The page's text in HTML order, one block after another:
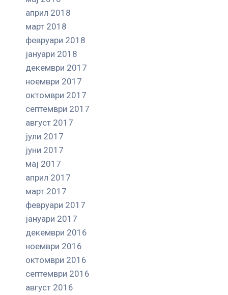
април 2018
март 2018
февруари 2018
јануари 2018
декември 2017
ноември 2017
октомври 2017
септември 2017
август 2017
јули 2017
јуни 2017
мај 2017
април 2017
март 2017
февруари 2017
јануари 2017
декември 2016
ноември 2016
октомври 2016
септември 2016
август 2016